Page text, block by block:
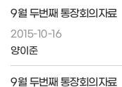
9월 두번째 통장회의자료
2015-10-16
양이준
9월 두번째 통장회의자료